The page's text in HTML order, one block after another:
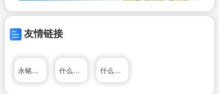
友情链接
永铭国际投资移民公司 什么值得买 什么值得买_值客原创